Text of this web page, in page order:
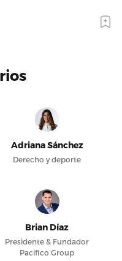
Adriana Sánchez
Derecho y deporte
Brian Díaz
Presidente & Fundador
Pacifico Group